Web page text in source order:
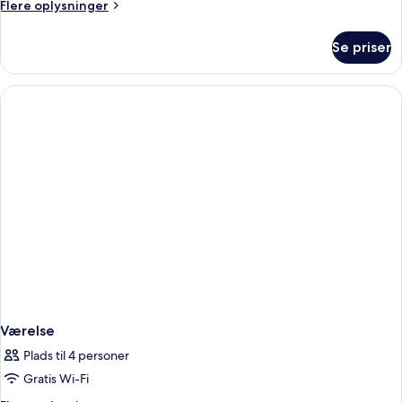
Flere oplysninger
Flere
Se priser
Værelse
Plads til 4 personer
Gratis Wi-Fi